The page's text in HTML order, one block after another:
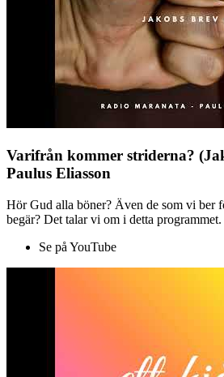
Varifrån kommer striderna?
Paulus Eliasson
Hör Gud alla böner? Även de som vi ber
begär? Det talar vi om i detta programmet.
Se på YouTube